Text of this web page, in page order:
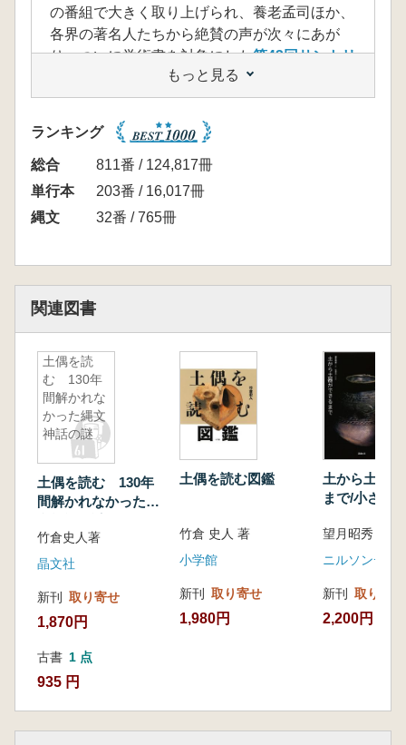
の番組で大きく取り上げられ、養老孟司ほか、
各界の著名人たちから絶賛の声が次々にあが
り、ついに学術書を対象にした第43回サントリ
をも受賞しました。
……のですが、筆者はかねてから批判をして
きました。これは同書を読み、その間違いの多
さと、「皆目見当違い」で破綻した内容、それ
にもかかわらず、この本は売れるだろうなとの
嫌な予感に危機感を感じたからで、読んだ次の
日に、『土偶を読むを読んだけど』をnoteで公
できたので、筆者としては「今日はこのくらい
しかし、『土偶を読む』の快進撃は止まらなか
った。筆者のnoteや多くの批判をも燃料にし、
説自体の信憑性よりも、考古学界批判に重きを
置いたそのプロモーションは、そのままサント
リー学芸賞受賞にまでつながりました。
昨年4月には『土偶を読む』の子供向け版と
いうべき『土偶を読む図鑑』が発行されまし
た。版元は小学館という大手出版社。図鑑や学
習教材なども得意な出版社から出される図鑑。
『土偶を読む図鑑』はその年の5月には全国学
校の図書館にもこの図鑑が推薦されることにな
りました。小学生や中学生であれば、縄文時代
鑑』になる場合も多いでしょう。そして断定口
調で語られるこの本の仮説をあたかも正しいこ
とのように信じてしまうでしょう。(中略)
ご存知の通り、世間一般の評価と対照的に、
もっと見る
ランキング
総合
811番 / 124,817冊
単行本
203番 / 16,017冊
縄文
32番 / 765冊
関連図書
土偶を読
む 130年
間解かれな
かった縄文
神話の謎
土偶を読む 130年
間解かれなかった縄
竹倉史人著
晶文社
新刊 取り寄せ
1,870円
古書 1 点
935 円
土偶を読む図鑑
竹倉 史人 著
小学館
新刊 取り寄せ
1,980円
土から土器
まで/小さな
望月昭秀 著
新刊 取り寄せ
2,200円